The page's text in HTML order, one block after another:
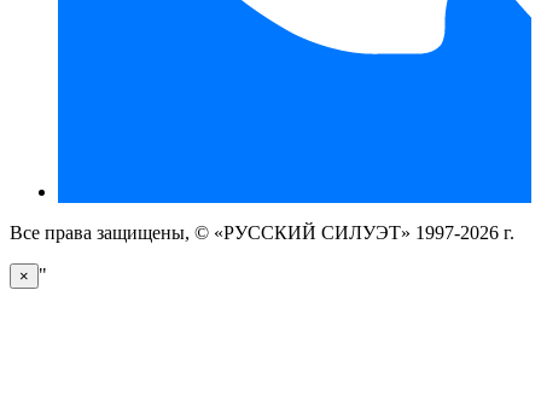
Все права защищены, © «РУССКИЙ СИЛУЭТ» 1997-2026 г.
× "